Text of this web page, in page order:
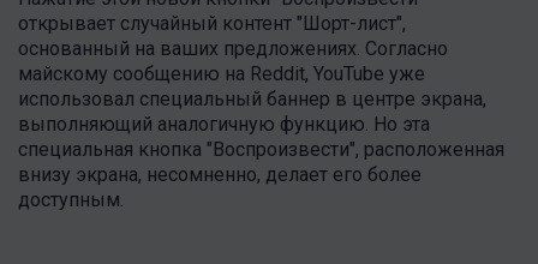
открывает случайный контент "Шорт-лист",
основанный на ваших предложениях. Согласно
майскому сообщению на Reddit, YouTube уже
использовал специальный баннер в центре экрана,
выполняющий аналогичную функцию. Но эта
специальная кнопка "Воспроизвести", расположенная
внизу экрана, несомненно, делает его более
доступным.